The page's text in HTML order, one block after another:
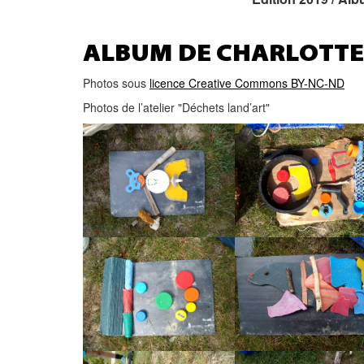
ALBUM DE
Photos sous licence Creative Commons BY-NC-ND
Photos de l’atelier "Déchets land’art"